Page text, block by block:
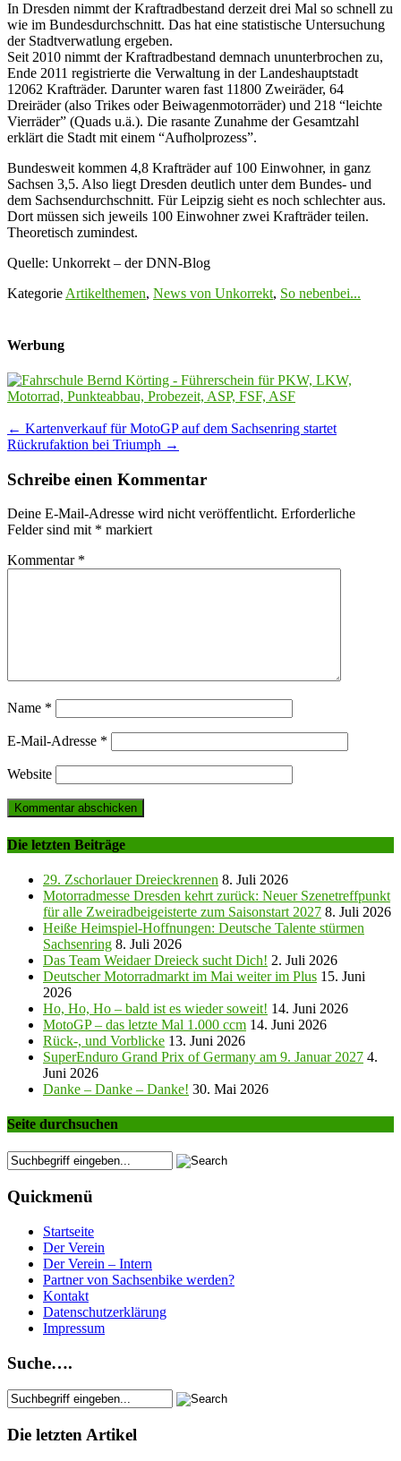
In Dresden nimmt der Kraftradbestand derzeit drei Mal so schnell zu
wie im Bundesdurchschnitt. Das hat eine statistische Untersuchung
der Stadtverwatlung ergeben.
Seit 2010 nimmt der Kraftradbestand demnach ununterbrochen zu,
Ende 2011 registrierte die Verwaltung in der Landeshauptstadt
12062 Krafträder. Darunter waren fast 11800 Zweiräder, 64
Dreiräder (also Trikes oder Beiwagenmotorräder) und 218 “leichte
Vierräder” (Quads u.ä.). Die rasante Zunahme der Gesamtzahl
erklärt die Stadt mit einem “Aufholprozess”.
Bundesweit kommen 4,8 Krafträder auf 100 Einwohner, in ganz
Sachsen 3,5. Also liegt Dresden deutlich unter dem Bundes- und
dem Sachsendurchschnitt. Für Leipzig sieht es noch schlechter aus.
Dort müssen sich jeweils 100 Einwohner zwei Krafträder teilen.
Theoretisch zumindest.
Quelle: Unkorrekt – der DNN-Blog
Kategorie Artikelthemen, News von Unkorrekt, So nebenbei...
Werbung
Post
navigation
← Kartenverkauf für MotoGP auf dem Sachsenring startet
Rückrufaktion bei Triumph →
Schreibe einen Kommentar
Deine E-Mail-Adresse wird nicht veröffentlicht. Erforderliche
Felder sind mit * markiert
Kommentar *
Name *
E-Mail-Adresse *
Website
Die letzten Beiträge
29. Zschorlauer Dreieckrennen 8. Juli 2026
Motorradmesse Dresden kehrt zurück: Neuer Szenetreffpunkt
für alle Zweiradbeigeisterte zum Saisonstart 2027 8. Juli 2026
Heiße Heimspiel-Hoffnungen: Deutsche Talente stürmen
Sachsenring 8. Juli 2026
Das Team Weidaer Dreieck sucht Dich! 2. Juli 2026
Deutscher Motorradmarkt im Mai weiter im Plus 15. Juni
2026
Ho, Ho, Ho – bald ist es wieder soweit! 14. Juni 2026
MotoGP – das letzte Mal 1.000 ccm 14. Juni 2026
Rück-, und Vorblicke 13. Juni 2026
SuperEnduro Grand Prix of Germany am 9. Januar 2027 4.
Juni 2026
Danke – Danke – Danke! 30. Mai 2026
Seite durchsuchen
Quickmenü
Startseite
Der Verein
Der Verein – Intern
Partner von Sachsenbike werden?
Kontakt
Datenschutzerklärung
Impressum
Suche….
Die letzten Artikel